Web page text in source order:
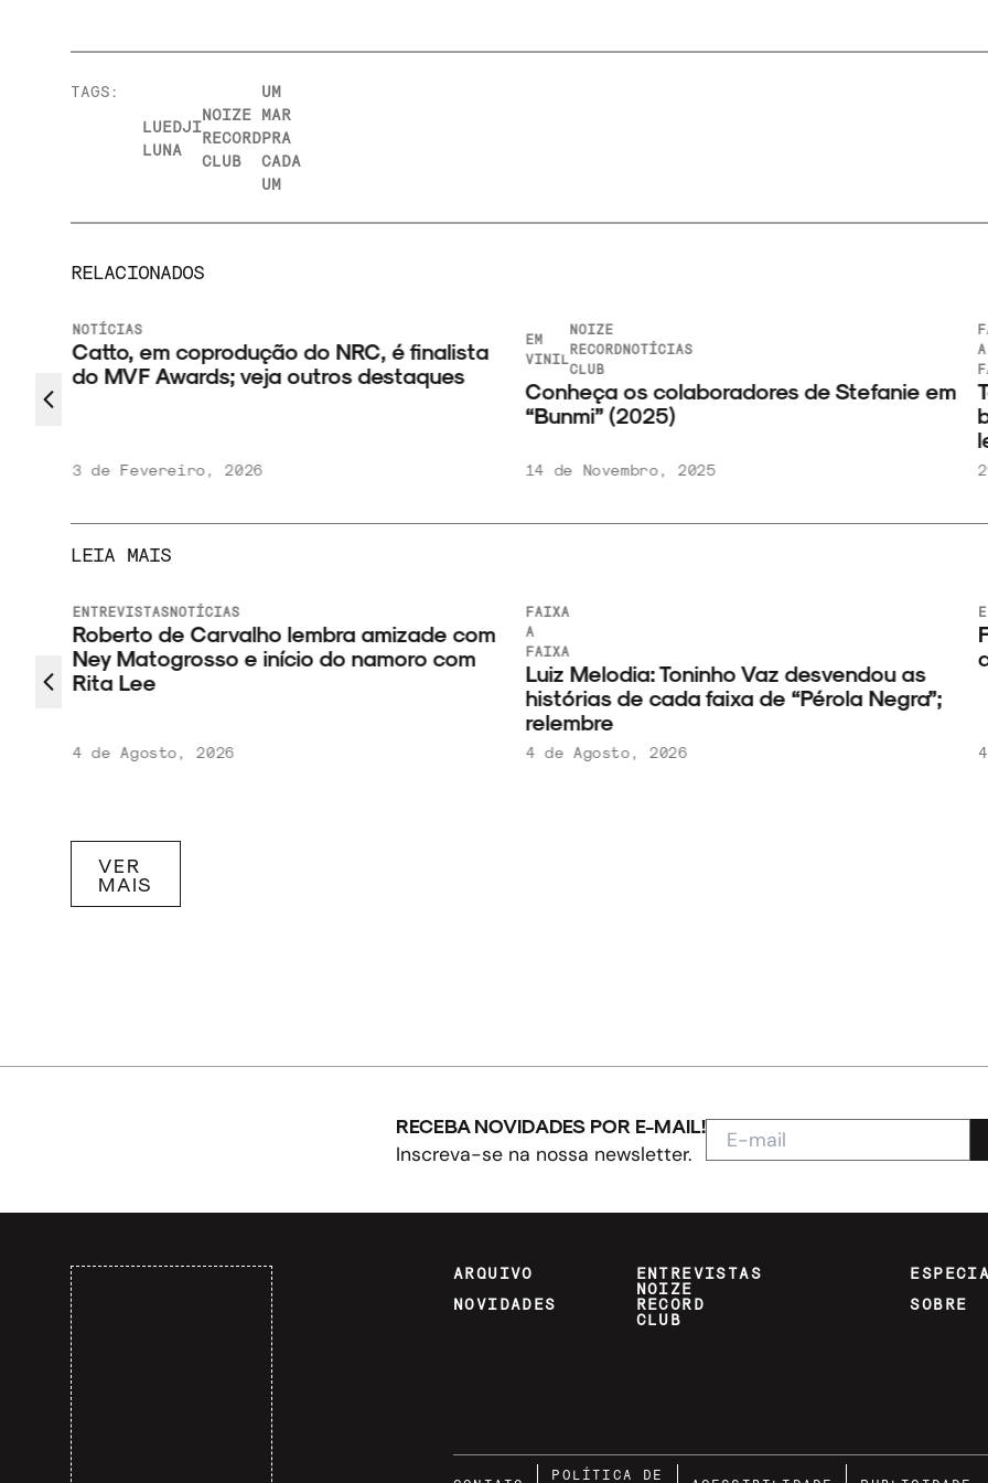
TAGS:
LUEDJI
LUNA
NOIZE
RECORD
CLUB
UM
MAR
PRA
CADA
UM
RELACIONADOS
NOTÍCIAS
Catto, em coprodução do NRC, é finalista
do MVF Awards; veja outros destaques
3 de Fevereiro, 2026
EM
VINIL
NOIZE
RECORD
CLUB
NOTÍCIAS
Conheça os colaboradores de Stefanie em
“Bunmi” (2025)
14 de Novembro, 2025
A
LEIA MAIS
ENTREVISTASNOTÍCIAS
Roberto de Carvalho lembra amizade com
Ney Matogrosso e início do namoro com
Rita Lee
4 de Agosto, 2026
FAIXA
A
FAIXA
Luiz Melodia: Toninho Vaz desvendou as
histórias de cada faixa de “Pérola Negra”;
relembre
4 de Agosto, 2026
VER
MAIS
RECEBA NOVIDADES POR E-MAIL!
Inscreva-se na nossa newsletter.
ARQUIVO ENTREVISTAS
NOVIDADES
NOIZE
RECORD
CLUB
SOBRE
POLÍTICA DE